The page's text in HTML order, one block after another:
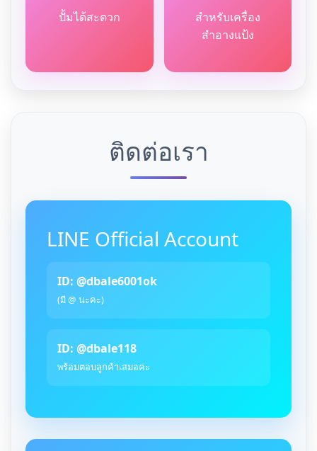
ปั้มได้สะดวก
สำหรับเครื่อง
สำอางแป้ง
ติดต่อเรา
LINE Official Account
ID: @dbale6001ok
(มี @ นะคะ)
ID: @dbale118
พร้อมตอบลูกค้าเสมอค่ะ